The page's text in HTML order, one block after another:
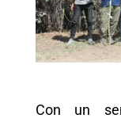
Con un